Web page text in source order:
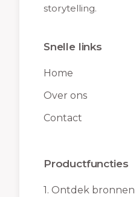
storytelling.
Snelle links
Home
Over ons
Contact
Productfuncties
1. Ontdek bronnen